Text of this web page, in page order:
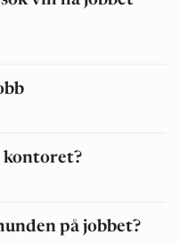
kontoret?
på jobbet?